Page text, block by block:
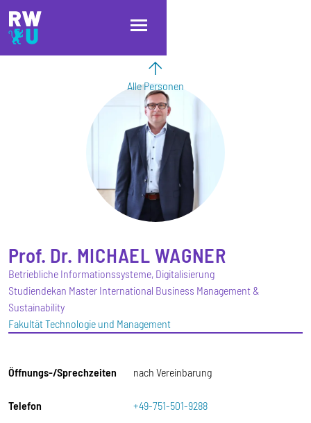
Direkt zum Inhalt
Direkt zur Hauptnavigation
Direkt zum Fußbereich
Alle Personen
Prof. Dr. MICHAELWAGNER
Betriebliche Informationssysteme, Digitalisierung
Studiendekan Master International Business Management &
Sustainability
Fakultät Technologie und Management
Öffnungs-/Sprechzeiten nach Vereinbarung
Telefon +49-751-501-9288